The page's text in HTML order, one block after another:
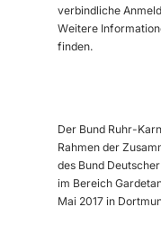
verbindliche
Weitere
finden.
Der Bund Ruhr-
Rahmen der
des Bund
im Bereich
Mai 2017 in